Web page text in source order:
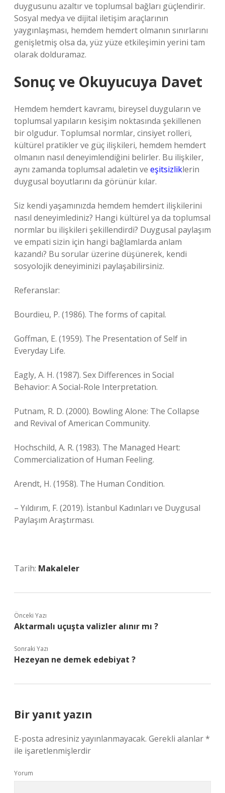
duygusunu azaltır ve toplumsal bağları güçlendirir.
Sosyal medya ve dijital iletişim araçlarının
yaygınlaşması, hemdem hemdert olmanın sınırlarını
genişletmiş olsa da, yüz yüze etkileşimin yerini tam
olarak dolduramaz.
Sonuç ve Okuyucuya Davet
Hemdem hemdert kavramı, bireysel duyguların ve
toplumsal yapıların kesişim noktasında şekillenen
bir olgudur. Toplumsal normlar, cinsiyet rolleri,
kültürel pratikler ve güç ilişkileri, hemdem hemdert
olmanın nasıl deneyimlendiğini belirler. Bu ilişkiler,
aynı zamanda toplumsal adaletin ve eşitsizliklerin
duygusal boyutlarını da görünür kılar.
Siz kendi yaşamınızda hemdem hemdert ilişkilerini
nasıl deneyimlediniz? Hangi kültürel ya da toplumsal
normlar bu ilişkileri şekillendirdi? Duygusal paylaşım
ve empati sizin için hangi bağlamlarda anlam
kazandı? Bu sorular üzerine düşünerek, kendi
sosyolojik deneyiminizi paylaşabilirsiniz.
Referanslar:
Bourdieu, P. (1986). The forms of capital.
Goffman, E. (1959). The Presentation of Self in
Everyday Life.
Eagly, A. H. (1987). Sex Differences in Social
Behavior: A Social-Role Interpretation.
Putnam, R. D. (2000). Bowling Alone: The Collapse
and Revival of American Community.
Hochschild, A. R. (1983). The Managed Heart:
Commercialization of Human Feeling.
Arendt, H. (1958). The Human Condition.
– Yıldırım, F. (2019). İstanbul Kadınları ve Duygusal
Paylaşım Araştırması.
Tarih: Makaleler
Önceki Yazı
Aktarmalı uçuşta valizler alınır mı ?
Sonraki Yazı
Hezeyan ne demek edebiyat ?
Bir yanıt yazın
E-posta adresiniz yayınlanmayacak. Gerekli alanlar*
ile işaretlenmişlerdir
Yorum